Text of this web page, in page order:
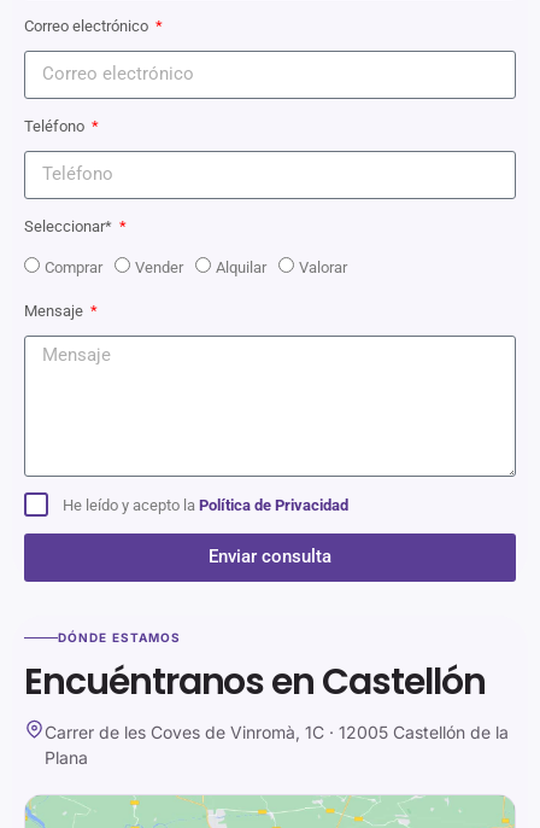
Correo electrónico
Teléfono
Seleccionar*
Comprar Vender Alquilar Valorar
Mensaje
He leído y acepto la Política de Privacidad
Enviar consulta
DÓNDE ESTAMOS
Encuéntranos en Castellón
Carrer de les Coves de Vinromà, 1C · 12005 Castellón de la
Plana